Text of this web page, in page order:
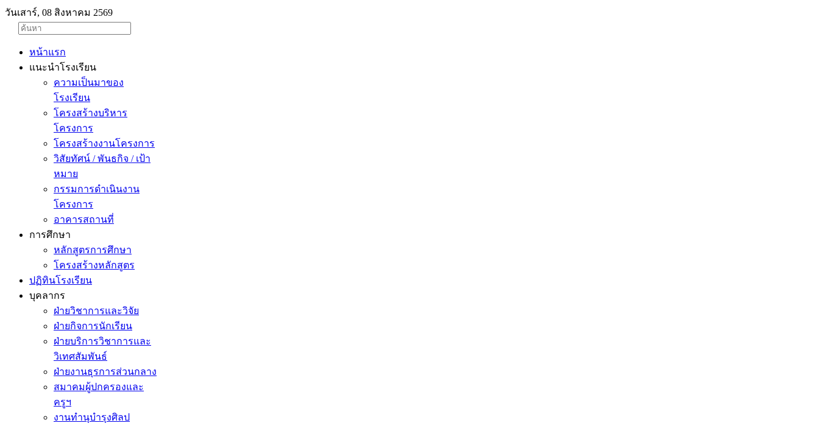
วันเสาร์, 08 สิงหาคม 2569
หน้าแรก
แนะนำโรงเรียน
ความเป็นมาของ
โรงเรียน
โครงสร้างบริหาร
โครงการ
โครงสร้างงานโครงการ
วิสัยทัศน์ / พันธกิจ / เป้า
หมาย
กรรมการดำเนินงาน
โครงการ
อาคารสถานที่
การศึกษา
หลักสูตรการศึกษา
โครงสร้างหลักสูตร
ปฏิทินโรงเรียน
บุคลากร
ฝ่ายวิชาการและวิจัย
ฝ่ายกิจการนักเรียน
ฝ่ายบริการวิชาการและ
วิเทศสัมพันธ์
ฝ่ายงานธุรการส่วนกลาง
สมาคมผู้ปกครองและ
ครูฯ
งานทำนุบำรุงศิลป